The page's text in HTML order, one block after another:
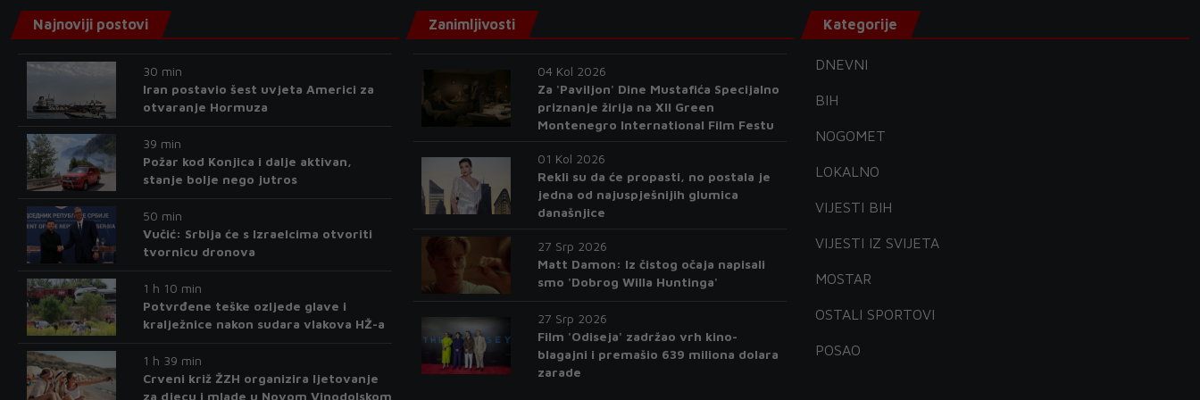
Najnoviji postovi
30 min
Iran postavio šest uvjeta Americi za
otvaranje Hormuza
39 min
Požar kod Konjica i dalje aktivan,
stanje bolje nego jutros
50 min
Vučić: Srbija će s Izraelcima otvoriti
tvornicu dronova
1 h 10 min
Potvrđene teške ozljede glave i
kralježnice nakon sudara vlakova HŽ-a
1 h 39 min
Crveni križ ŽZH organizira ljetovanje
za djecu i mlade u Novom Vinodolskom
Zanimljivosti
04 Kol 2026
Za 'Paviljon' Dine Mustafića Specijalno
priznanje žirija na XII Green
Montenegro International Film Festu
01 Kol 2026
Rekli su da će propasti, no postala je
jedna od najuspješnijih glumica
današnjice
27 Srp 2026
Matt Damon: Iz čistog očaja napisali
smo 'Dobrog Willa Huntinga'
27 Srp 2026
Film 'Odiseja' zadržao vrh kino-
blagajni i premašio 639 miliona dolara
zarade
Kategorije
DNEVNI
BIH
NOGOMET
LOKALNO
VIJESTI BIH
VIJESTI IZ SVIJETA
MOSTAR
OSTALI SPORTOVI
POSAO